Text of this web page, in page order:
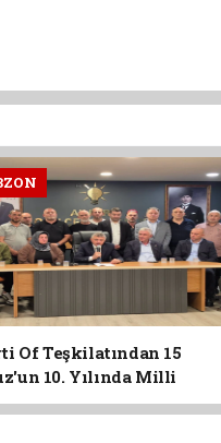
Of Teşkilatından 15
10. Yılında Milli